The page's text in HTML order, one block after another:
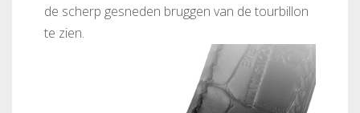
de scherp gesneden bruggen van de tourbillon
te zien.